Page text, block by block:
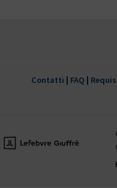
Contatti | FAQ |